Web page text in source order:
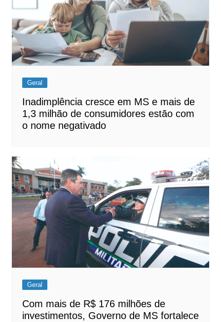
Geral
Inadimplência cresce em MS e mais de
1,3 milhão de consumidores estão com
o nome negativado
Geral
Com mais de R$ 176 milhões de
investimentos, Governo de MS fortalece